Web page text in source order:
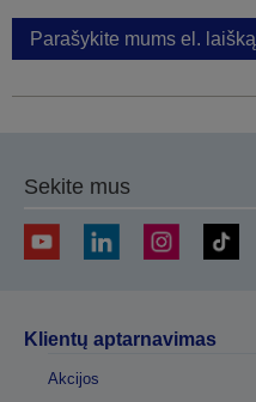
Parašykite mums el. laišką
Sekite mus
Klientų aptarnavimas
Akcijos